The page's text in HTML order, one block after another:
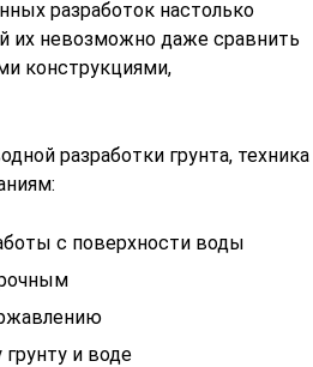
разработок настолько
их невозможно даже сравнить
конструкциями,
разработки грунта, техника
с поверхности воды
и воде